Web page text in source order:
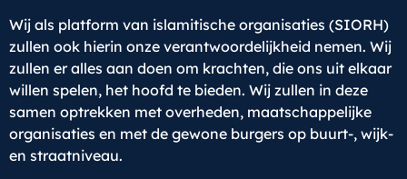
Wij als platform van islamitische organisaties (SIORH)
zullen ook hierin onze verantwoordelijkheid nemen. Wij
zullen er alles aan doen om krachten, die ons uit elkaar
willen spelen, het hoofd te bieden. Wij zullen in deze
samen optrekken met overheden, maatschappelijke
organisaties en met de gewone burgers op buurt-, wijk-
en straatniveau.